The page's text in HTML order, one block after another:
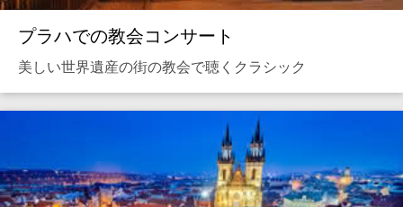
プラハでの教会コンサート
美しい世界遺産の街の教会で聴くクラシック